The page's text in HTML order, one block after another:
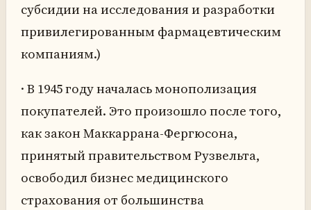
субсидии на исследования и разработки
привилегированным фармацевтическим
компаниям.)
· В 1945 году началась монополизация
покупателей. Это произошло после того,
как закон Маккаррана-Фергюсона,
принятый правительством Рузвельта,
освободил бизнес медицинского
страхования от большинства